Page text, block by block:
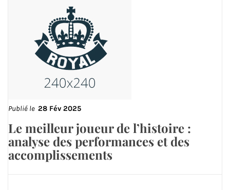
Publié le 28 Fév 2025
Le meilleur joueur de l’histoire :
analyse des performances et des
accomplissements